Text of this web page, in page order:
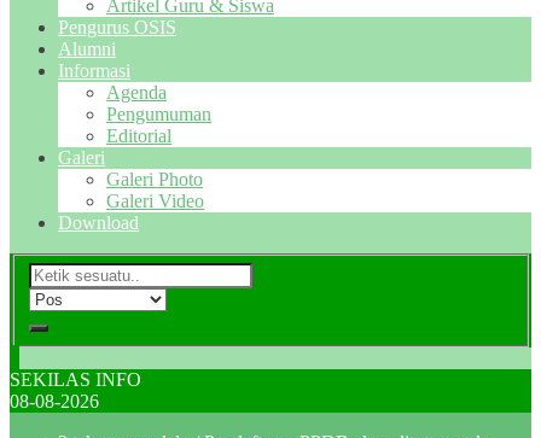
Artikel Guru & Siswa
Pengurus OSIS
Alumni
Informasi
Agenda
Pengumuman
Editorial
Galeri
Galeri Photo
Galeri Video
Download
SEKILAS INFO
08-08-2026